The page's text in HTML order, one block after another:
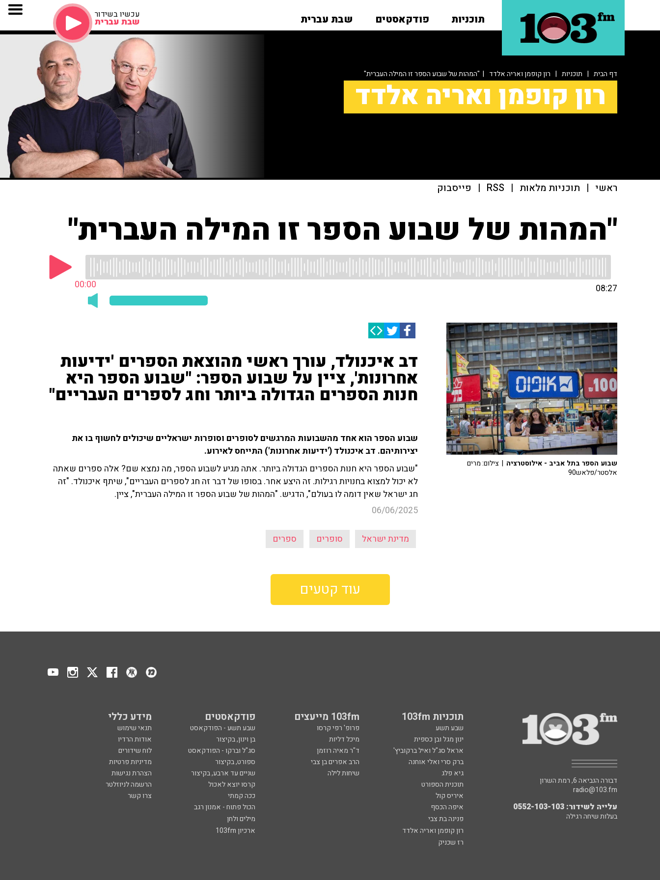
תוכניות פודקאסטים שבת עברית עכשיו בשידור
שבת עברית
דף הבית | תוכניות | רון קופמן ואריה אלדד | "המהות של שבוע הספר זו המילה העברית"
רון קופמן ואריה אלדד
ראשי | תוכניות מלאות |
RSS
| פייסבוק
"המהות של שבוע הספר זו המילה העברית"
00:00 08:27
דב איכנולד, עורך ראשי מהוצאת הספרים 'ידיעות
אחרונות', ציין על שבוע הספר: "שבוע הספר היא
חנות הספרים הגדולה ביותר וחג לספרים העבריים"
שבוע הספר הוא אחד מהשבועות המרגשים לסופרים וסופרות ישראליים שיכולים לחשוף בו את
יצירותיהם. דב איכנולד ('ידיעות אחרונות') התייחס לאירוע.
"שבוע הספר היא חנות הספרים הגדולה ביותר. אתה מגיע לשבוע הספר, מה נמצא שם? אלה ספרים שאתה
לא יכול למצוא בחנויות רגילות. זה היצע אחר. בסופו של דבר זה חג לספרים העבריים", שיתף איכנולד. "זה
חג ישראל שאין דומה לו בעולם", הדגיש. "המהות של שבוע הספר זו המילה העברית", ציין.
06/06/2025
מדינת ישראל סופרים ספרים
שבוע הספר בתל אביב - אילוסטרציה | צילום: מרים
אלסטר/פלאש90
עוד קטעים
תוכניות 103fm 103fm מייעצים פודקאסטים מידע כללי
שבע תשע פרופ' רפי קרסו שבע תשע - הפודקאסט
תנאי שימוש
ינון מגל ובן כספית
מיכל דליות בן וינון, בקיצור
אודות הרדיו
אראל סג"ל ואיל ברקוביץ'
ד"ר מאיה רוזמן סג"ל וברקו - הפודקאסט
לוח שידורים
ברק סרי ואלי אוחנה
הרב אפרים בן צבי ספורט, בקיצור
מדיניות פרטיות
גיא פלג
שיחות לילה שניים עד ארבע, בקיצור
הצהרת נגישות
תוכנית הספורט
קרסו יוצא לאכול
הרשמה לניוזלטר
איריס קול
ככה קמתי
צרו קשר
איפה הכסף
הכול פתוח - אמנון רגב
פנינה בת צבי
מילים ולחן
רון קופמן ואריה אלדד
ארכיון 103fm
רז שכניק
דבורה הנביאה 6, רמת השרון
radio@103.fm
עלייה לשידור: 0552-103-103
בעלות שיחה רגילה